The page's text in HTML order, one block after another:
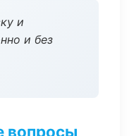
и
и без
вопросы